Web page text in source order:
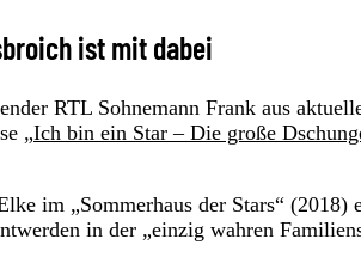
ist mit dabei
RTL Sohnemann Frank aus
„Ich bin ein Star – Die große
im „Sommerhaus der Stars“ (2018)
in der „einzig wahren